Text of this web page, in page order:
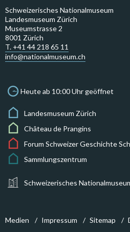
Schweizerisches Nationalmuseum
Landesmuseum Zürich
Museumstrasse 2
8001 Zürich
T. +41 44 218 65 11
info@nationalmuseum.ch
Heute ab 10:00 Uhr geöffnet
Landesmuseum Zürich
Château de Prangins
Forum Schweizer Geschichte
Sammlungszentrum
Schweizerisches
Medien Impressum Sitemap